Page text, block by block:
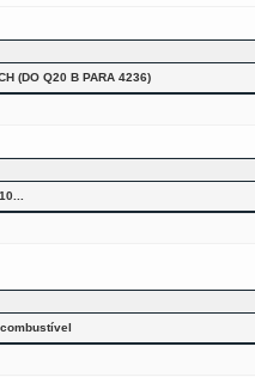
(DO Q20 B PARA 4236)